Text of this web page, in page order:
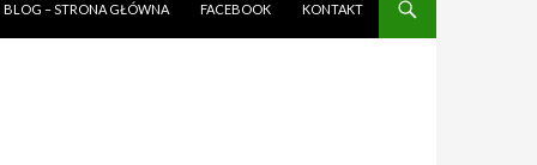
BLOG – STRONA GŁÓWNA FACEBOOK KONTAKT